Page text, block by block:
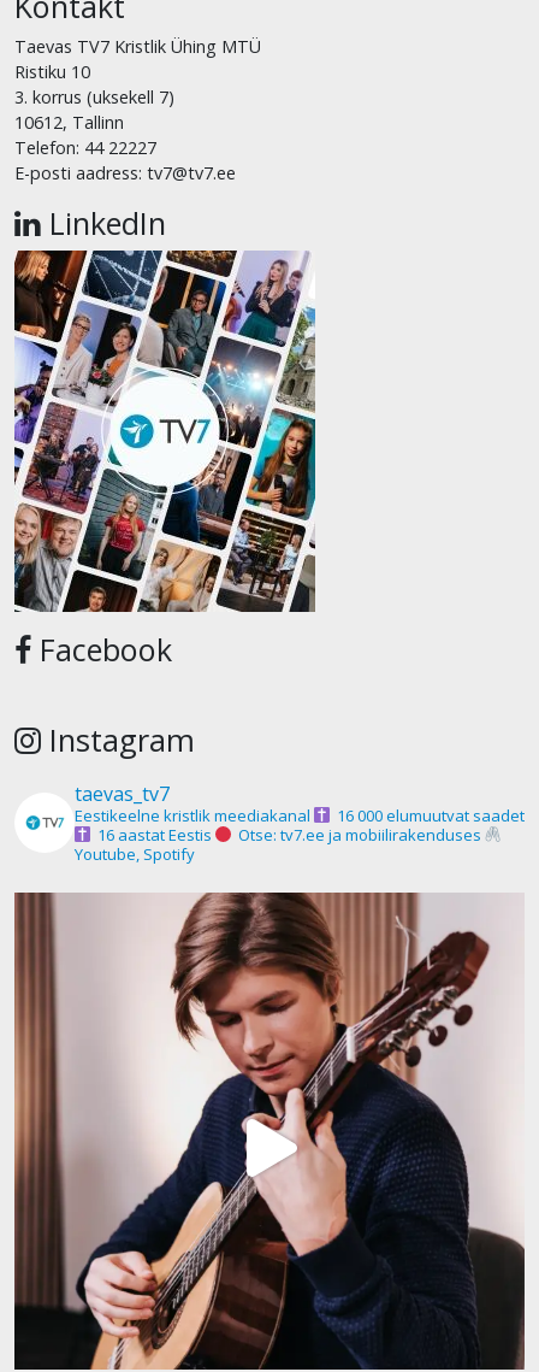
Taevas TV7 Kristlik Ühing MTÜ
Ristiku 10
3. korrus (uksekell 7)
10612, Tallinn
Telefon: 44 22227
E-posti aadress: tv7@tv7.ee
LinkedIn
Facebook
Instagram
taevas_tv7
Eestikeelne kristlik meediakanal
16 000 elumuutvat saadet
16 aastat Eestis
Otse: tv7.ee ja mobiilirakenduses
Youtube, Spotify